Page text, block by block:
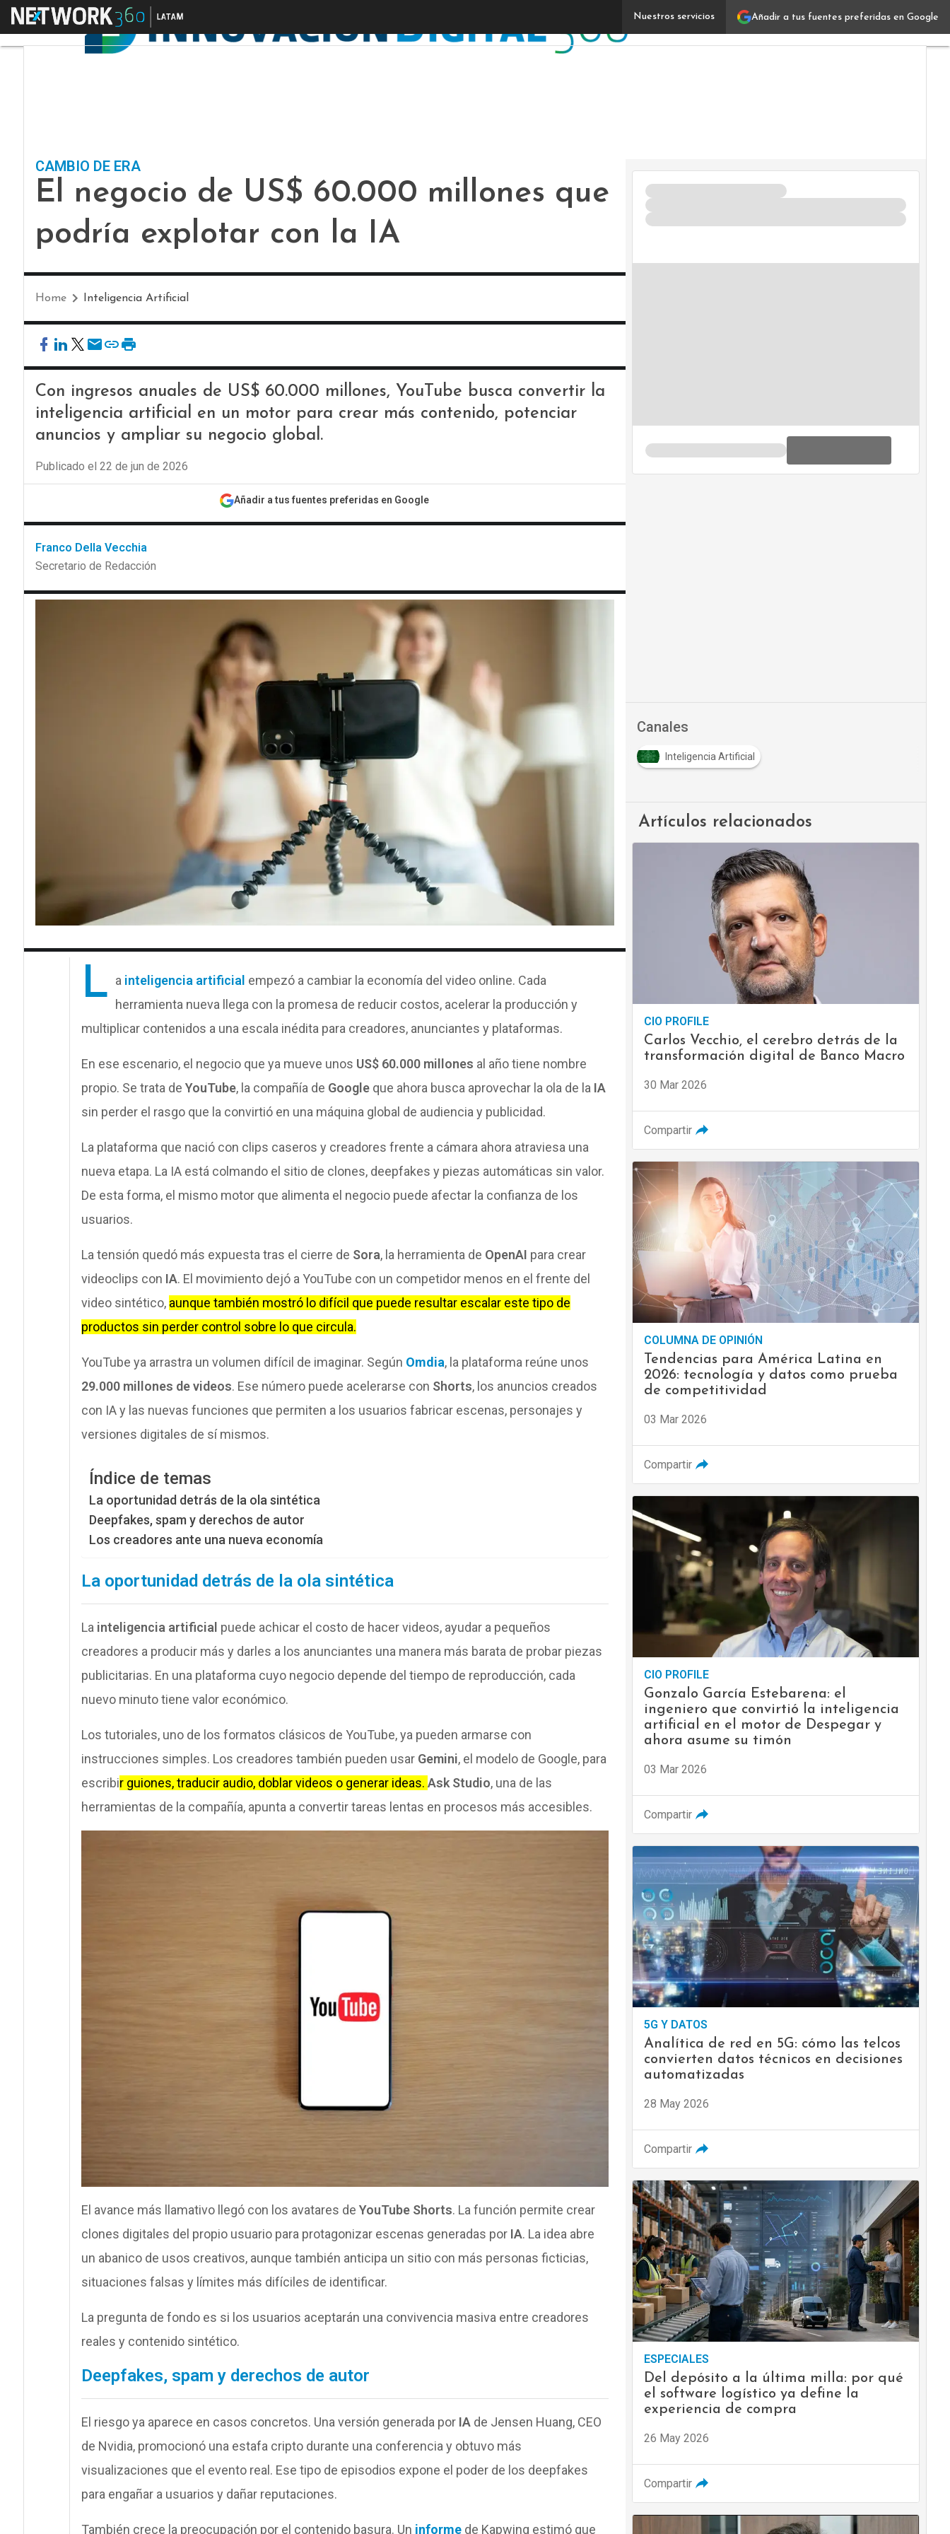
Añadir a tus fuentes preferidas en Google
Nuestros servicios
Menú El negocio de US$ 60.000 millones que podría
CAMBIO DE ERA
El negocio de US$ 60.000 millones que
podría explotar con la IA
Home Inteligencia Artificial
Con ingresos anuales de US$ 60.000 millones, YouTube busca convertir la
inteligencia artificial en un motor para crear más contenido, potenciar
anuncios y ampliar su negocio global.
Publicado el 22 de jun de 2026
Añadir a tus fuentes preferidas en Google
Franco Della Vecchia
Secretario de Redacción
L a inteligencia artificial empezó a cambiar la economía del video online. Cada
herramienta nueva llega con la promesa de reducir costos, acelerar la producción y
multiplicar contenidos a una escala inédita para creadores, anunciantes y plataformas.
En ese escenario, el negocio que ya mueve unos US$ 60.000 millones al año tiene nombre
propio. Se trata de YouTube, la compañía de Googleque ahora busca aprovechar la ola de la IA
sin perder el rasgo que la convirtió en una máquina global de audiencia y publicidad.
La plataforma que nació con clips caseros y creadores frente a cámara ahora atraviesa una
nueva etapa. La IA está colmando el sitio de clones, deepfakes y piezas automáticas sin valor.
De esta forma, el mismo motor que alimenta el negocio puede afectar la confianza de los
usuarios.
La tensión quedó más expuesta tras el cierre de Sora, la herramienta de OpenAI para crear
videoclips con IA. El movimiento dejó a YouTube con un competidor menos en el frente del
video sintético, aunque también mostró lo difícil que puede resultar escalar este tipo de
productos sin perder control sobre lo que circula.
YouTube ya arrastra un volumen difícil de imaginar. Según Omdia, la plataforma reúne unos
29.000 millones de videos. Ese número puede acelerarse con Shorts, los anuncios creados
con IA y las nuevas funciones que permiten a los usuarios fabricar escenas, personajes y
versiones digitales de sí mismos.
Índice de temas
La oportunidad detrás de la ola sintética
Deepfakes, spam y derechos de autor
Los creadores ante una nueva economía
La oportunidad detrás de la ola sintética
La inteligencia artificial puede achicar el costo de hacer videos, ayudar a pequeños
creadores a producir más y darles a los anunciantes una manera más barata de probar piezas
publicitarias. En una plataforma cuyo negocio depende del tiempo de reproducción, cada
nuevo minuto tiene valor económico.
Los tutoriales, uno de los formatos clásicos de YouTube, ya pueden armarse con
instrucciones simples. Los creadores también pueden usar Gemini, el modelo de Google, para
escribir guiones, traducir audio, doblar videos o generar ideas. Ask Studio, una de las
herramientas de la compañía, apunta a convertir tareas lentas en procesos más accesibles.
El avance más llamativo llegó con los avatares de YouTube Shorts. La función permite crear
clones digitales del propio usuario para protagonizar escenas generadas por IA. La idea abre
un abanico de usos creativos, aunque también anticipa un sitio con más personas ficticias,
situaciones falsas y límites más difíciles de identificar.
La pregunta de fondo es si los usuarios aceptarán una convivencia masiva entre creadores
reales y contenido sintético.
Deepfakes, spam y derechos de autor
El riesgo ya aparece en casos concretos. Una versión generada por IAde Jensen Huang, CEO
de Nvidia, promocionó una estafa cripto durante una conferencia y obtuvo más
visualizaciones que el evento real. Ese tipo de episodios expone el poder de los deepfakes
para engañar a usuarios y dañar reputaciones.
También crece la preocupación por el contenido basura. Un informe de Kapwing estimó que
Canales
Inteligencia Artificial
Artículos relacionados
CIO PROFILE
Carlos Vecchio, el cerebro detrás de la
transformación digital de Banco Macro
30 Mar 2026
Compartir
COLUMNA DE OPINIÓN
Tendencias para América Latina en
2026: tecnología y datos como prueba
de competitividad
03 Mar 2026
Compartir
CIO PROFILE
Gonzalo García Estebarena: el
ingeniero que convirtió la inteligencia
artificial en el motor de Despegar y
ahora asume su timón
03 Mar 2026
Compartir
5G Y DATOS
Analítica de red en 5G: cómo las telcos
convierten datos técnicos en decisiones
automatizadas
28 May 2026
Compartir
ESPECIALES
Del depósito a la última milla: por qué
el software logístico ya define la
experiencia de compra
26 May 2026
Compartir